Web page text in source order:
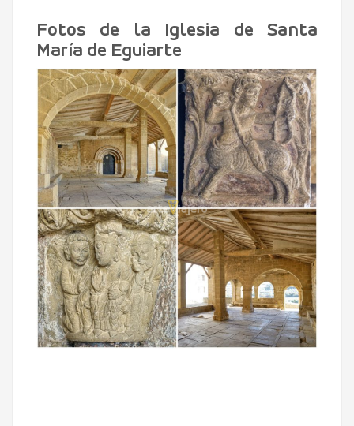
Fotos de la Iglesia de Santa
María de Eguiarte